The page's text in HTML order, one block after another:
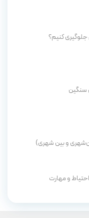
کنیم؟
سنگین
و بین شهری)
و مهارت